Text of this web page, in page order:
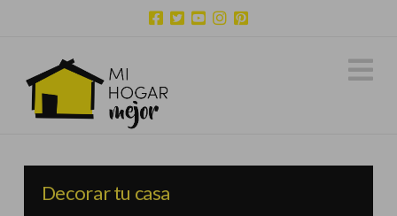
Decorar tu casa